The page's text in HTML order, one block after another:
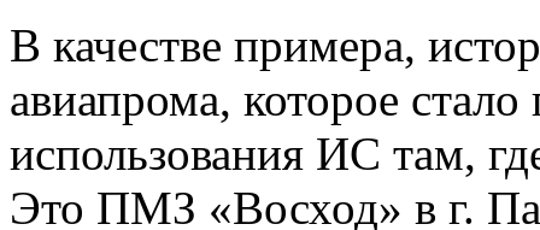
В качестве примера,
авиапрома, которое
использования ИС там,
Это ПМЗ «Восход» в г.